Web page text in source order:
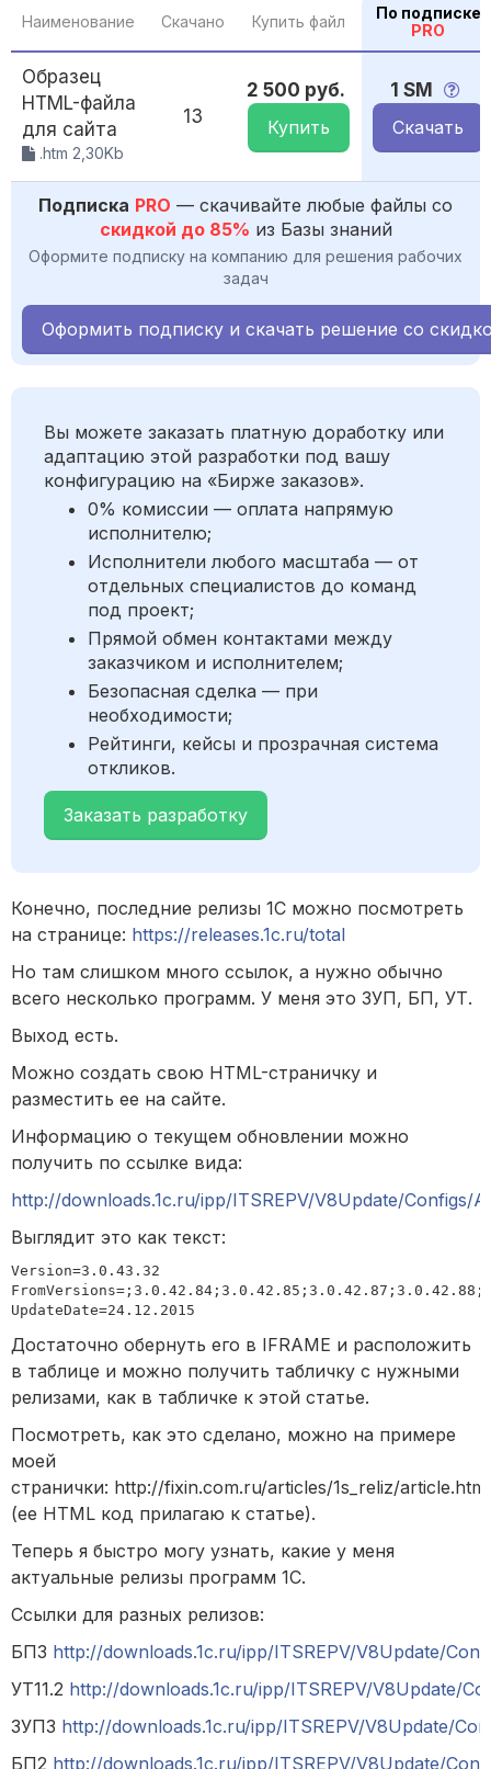
Наименование Скачано Купить файл
По подписке
PRO
Образец
HTML-файла
для сайта
.htm 2,30Kb
13
2 500 руб.
Купить
1 SM
Скачать
Подписка PRO — скачивайте любые файлы со
скидкой до 85% из Базы знаний
Оформите подписку на компанию для решения рабочих
задач
Оформить подписку и скачать решение со
Вы можете заказать платную доработку или
адаптацию этой разработки под вашу
конфигурацию на «Бирже заказов».
0% комиссии — оплата напрямую
исполнителю;
Исполнители любого масштаба — от
отдельных специалистов до команд
под проект;
Прямой обмен контактами между
заказчиком и исполнителем;
Безопасная сделка — при
необходимости;
Рейтинги, кейсы и прозрачная система
откликов.
Заказать разработку
Конечно, последние релизы 1С можно посмотреть
на странице: https://releases.1c.ru/total
Но там слишком много ссылок, а нужно обычно
всего несколько программ. У меня это ЗУП, БП, УТ.
Выход есть.
Можно создать свою HTML-страничку и
разместить ее на сайте.
Информацию о текущем обновлении можно
получить по ссылке вида:
http://downloads.1c.ru/ipp/ITSREPV/V8Update/Configs/
Выглядит это как текст:
Version=3.0.43.32
UpdateDate=24.12.2015
Достаточно обернуть его в IFRAME и расположить
в таблице и можно получить табличку с нужными
релизами, как в табличке к этой статье.
Посмотреть, как это сделано, можно на примере
моей
странички: http://fixin.com.ru/articles/1s_reliz/article.htm
(ее HTML код прилагаю к статье).
Теперь я быстро могу узнать, какие у меня
актуальные релизы программ 1С.
Ссылки для разных релизов:
БП3 http://downloads.1c.ru/ipp/ITSREPV/V8Update/
УТ11.2 http://downloads.1c.ru/ipp/ITSREPV/V8Update/
ЗУП3 http://downloads.1c.ru/ipp/ITSREPV/V8Update/
БП2 http://downloads.1c.ru/ipp/ITSREPV/V8Update/